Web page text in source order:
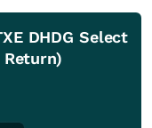
DHDG Select
Return)